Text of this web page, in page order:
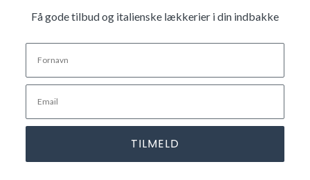
Få gode tilbud og italienske lækkerier i din indbakke
TILMELD